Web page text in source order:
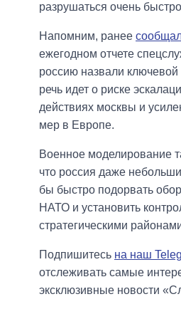
разрушаться очень
Напомним, ранее
ежегодном отчете
россию назвали ключевой
речь идет о риске
действиях москвы и
мер в Европе.
Военное моделирование
что россия даже
бы быстро подорвать
НАТО и установить
стратегическими
Подпишитесь на наш
отслеживать самые
эксклюзивные новости